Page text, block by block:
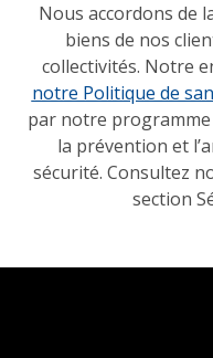
Nous accordons de
biens de nos
collectivités. Notre
notre Politique de
par notre
la prévention et
sécurité. Consultez
section